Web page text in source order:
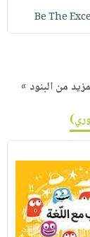
Be The
من البنود »
)